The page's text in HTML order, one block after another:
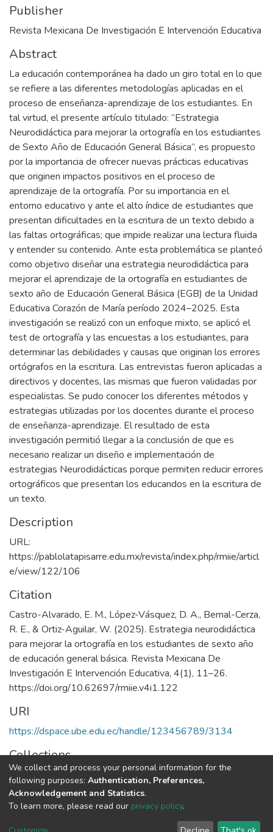
Publisher
Revista Mexicana De Investigación E Intervención Educativa
Abstract
La educación contemporánea ha dado un giro total en lo que
se refiere a las diferentes metodologías aplicadas en el
proceso de enseñanza-aprendizaje de los estudiantes. En
tal virtud, el presente artículo titulado: “Estrategia
Neurodidáctica para mejorar la ortografía en los estudiantes
de Sexto Año de Educación General Básica”, es propuesto
por la importancia de ofrecer nuevas prácticas educativas
que originen impactos positivos en el proceso de
aprendizaje de la ortografía. Por su importancia en el
entorno educativo y ante el alto índice de estudiantes que
presentan dificultades en la escritura de un texto debido a
las faltas ortográficas; que impide realizar una lectura fluida
y entender su contenido. Ante esta problemática se planteó
como objetivo diseñar una estrategia neurodidáctica para
mejorar el aprendizaje de la ortografía en estudiantes de
sexto año de Educación General Básica (EGB) de la Unidad
Educativa Corazón de María período 2024–2025. Esta
investigación se realizó con un enfoque mixto, se aplicó el
test de ortografía y las encuestas a los estudiantes, para
determinar las debilidades y causas que originan los errores
ortógrafos en la escritura. Las entrevistas fueron aplicadas a
directivos y docentes, las mismas que fueron validadas por
especialistas. Se pudo conocer los diferentes métodos y
estrategias utilizadas por los docentes durante el proceso
de enseñanza-aprendizaje. El resultado de esta
investigación permitió llegar a la conclusión de que es
necesario realizar un diseño e implementación de
estrategias Neurodidácticas porque permiten reducir errores
ortográficos que presentan los educandos en la escritura de
un texto.
Description
URL:
https://pablolatapisarre.edu.mx/revista/index.php/rmiie/articl
e/view/122/106
Citation
Castro-Alvarado, E. M., López-Vásquez, D. A., Bernal-Cerza,
R. E., & Ortiz-Aguilar, W. (2025). Estrategia neurodidáctica
para mejorar la ortografía en los estudiantes de sexto año
de educación general básica. Revista Mexicana De
Investigación E Intervención Educativa, 4(1), 11–26.
https://doi.org/10.62697/rmiie.v4i1.122
URI
https://dspace.ube.edu.ec/handle/123456789/3134
Collections
Artículos Científicos
Full item page
We collect and process your personal information for the
following purposes: Authentication, Preferences,
Acknowledgement and Statistics.
To learn more, please read our privacy policy.